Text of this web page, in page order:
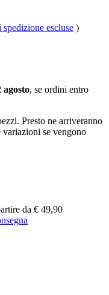
spedizione escluse )
agosto, se ordini entro
Presto ne arriveranno
variazioni se vengono
da € 49,90